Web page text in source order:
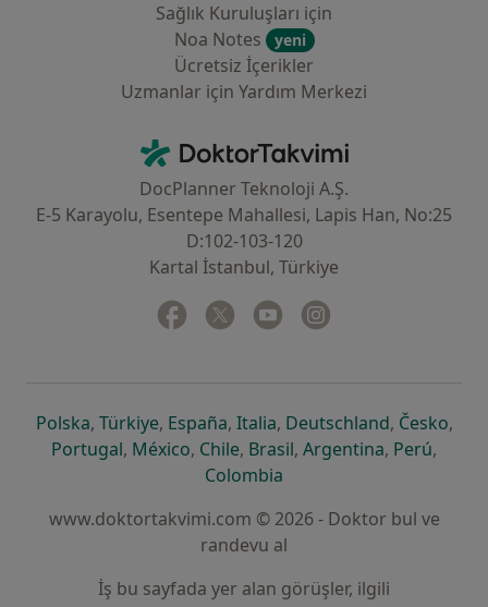
Sağlık Kuruluşları için
Noa Notes
yeni
Ücretsiz İçerikler
Uzmanlar için Yardım Merkezi
DoktorTakvimi - Ana Sayfa
DocPlanner Teknoloji A.Ş.
E-5 Karayolu, Esentepe Mahallesi, Lapis Han, No:25
D:102-103-120
Kartal İstanbul, Türkiye
Facebook
yeni bir sekmede açılır
Twitter
yeni bir sekmede açılır
Youtube
yeni bir sekmede açılır
Polskayeni bir sekmede açılır
, Türkiyeyeni bir sekmede açılır
, Españayeni bir sekmede açılır
, Italiayeni bir sekmede açılır
, Deutschlandyeni bir
, Českoyeni
,
Portugalyeni bir sekmede açılır
, Méxicoyeni bir sekmede açılır
, Chileyeni bir sekmede açılır
, Brasilyeni bir sekmede açılır
, Argentinayeni bir
, Perúyeni
,
Colombia
www.doktortakvimi.com © 2026 - Doktor bul ve
randevu al
İş bu sayfada yer alan görüşler, ilgili